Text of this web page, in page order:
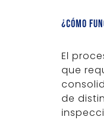
¿Cómo
El
que
de